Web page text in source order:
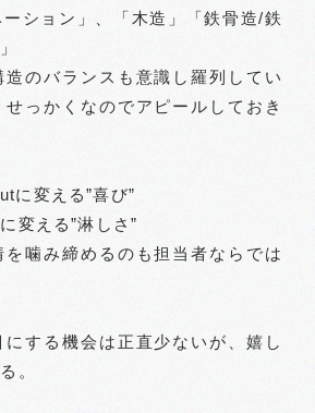
ーション」、「木造」「鉄骨造/鉄
造のバランスも意識し羅列してい
っかくなのでアピールしておき
に変える”喜び”
変える”淋しさ”
を噛み締めるのも担当者ならでは
する機会は正直少ないが、嬉し
。